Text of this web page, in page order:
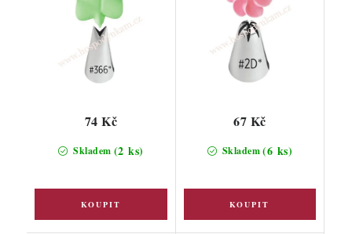
Skladem (2 ks)
74 Kč
Skladem(6 ks)
67 Kč